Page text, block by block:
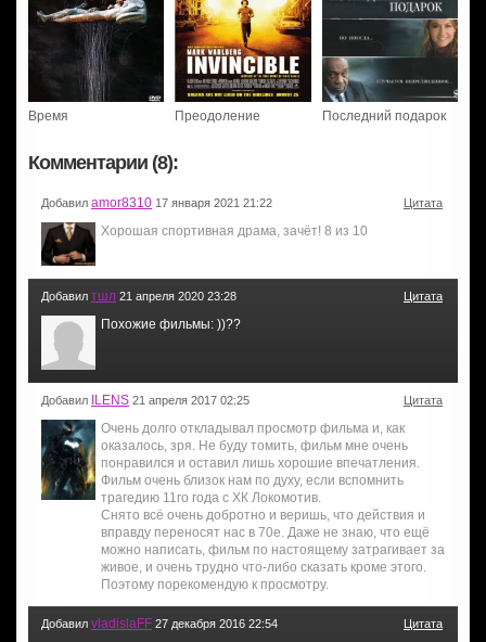
Время Преодоление Последний подарок
Комментарии (8):
Добавил amor8310 17 января 2021 21:22 Цитата
Хорошая спортивная драма, зачёт! 8 из 10
Добавил тшл 21 апреля 2020 23:28 Цитата
Похожие фильмы: ))??
Добавил ILENS 21 апреля 2017 02:25 Цитата
Очень долго откладывал просмотр фильма и, как
оказалось, зря. Не буду томить, фильм мне очень
понравился и оставил лишь хорошие впечатления.
Фильм очень близок нам по духу, если вспомнить
трагедию 11го года с ХК Локомотив.
Снято всё очень добротно и веришь, что действия и
вправду переносят нас в 70е. Даже не знаю, что ещё
можно написать, фильм по настоящему затрагивает за
живое, и очень трудно что-либо сказать кроме этого.
Поэтому порекомендую к просмотру.
Добавил vladislaFF 27 декабря 2016 22:54 Цитата